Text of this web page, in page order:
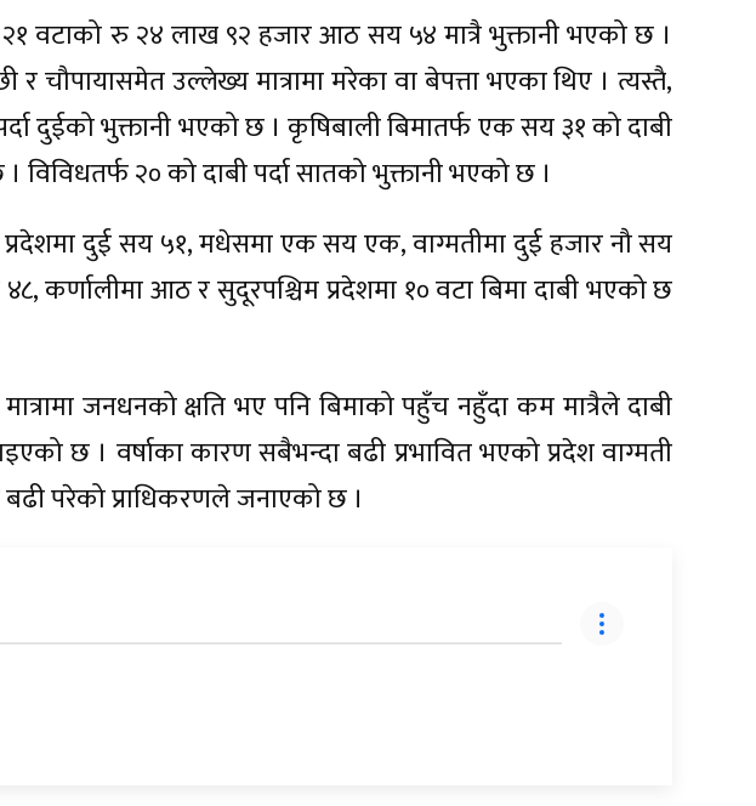
२१ वटाको रु २४ लाख ९२ हजार आठ सय ५४ मात्रै भुक्तानी भएको छ ।
र चौपायासमेत उल्लेख्य मात्रामा मरेका वा बेपत्ता भएका थिए । त्यस्तै,
दुईको भुक्तानी भएको छ । कृषिबाली बिमातर्फ एक सय ३१ को दाबी
विविधतर्फ २० को दाबी पर्दा सातको भुक्तानी भएको छ ।
दुई सय ५१, मधेसमा एक सय एक, वाग्मतीमा दुई हजार नौ सय
४८, कर्णालीमा आठ र सुदूरपश्चिम प्रदेशमा १० वटा बिमा दाबी भएको छ
जनधनको क्षति भए पनि बिमाको पहुँच नहुँदा कम मात्रैले दाबी
छ । वर्षाका कारण सबैभन्दा बढी प्रभावित भएको प्रदेश वाग्मती
परेको प्राधिकरणले जनाएको छ ।